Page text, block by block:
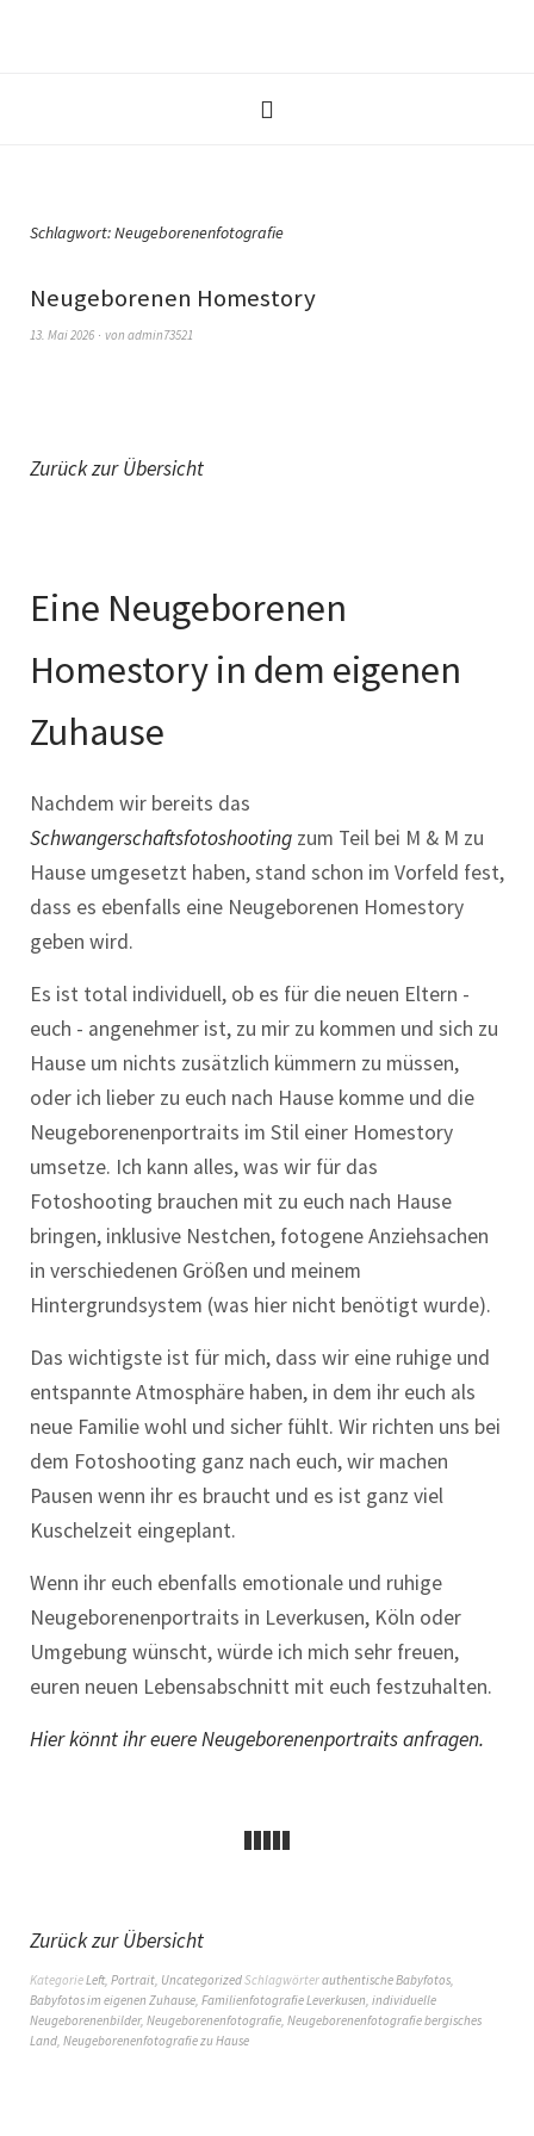
Schlagwort:Neugeborenenfotografie
Neugeborenen Homestory
13. Mai 2026 von admin73521
Zurück zur Übersicht
Eine Neugeborenen
Homestory in dem eigenen
Zuhause
Nachdem wir bereits das
Schwangerschaftsfotoshooting zum Teil bei M & M zu
Hause umgesetzt haben, stand schon im Vorfeld fest,
dass es ebenfalls eine Neugeborenen Homestory
geben wird.
Es ist total individuell, ob es für die neuen Eltern -
euch - angenehmer ist, zu mir zu kommen und sich zu
Hause um nichts zusätzlich kümmern zu müssen,
oder ich lieber zu euch nach Hause komme und die
Neugeborenenportraits im Stil einer Homestory
umsetze. Ich kann alles, was wir für das
Fotoshooting brauchen mit zu euch nach Hause
bringen, inklusive Nestchen, fotogene Anziehsachen
in verschiedenen Größen und meinem
Hintergrundsystem (was hier nicht benötigt wurde).
Das wichtigste ist für mich, dass wir eine ruhige und
entspannte Atmosphäre haben, in dem ihr euch als
neue Familie wohl und sicher fühlt. Wir richten uns bei
dem Fotoshooting ganz nach euch, wir machen
Pausen wenn ihr es braucht und es ist ganz viel
Kuschelzeit eingeplant.
Wenn ihr euch ebenfalls emotionale und ruhige
Neugeborenenportraits in Leverkusen, Köln oder
Umgebung wünscht, würde ich mich sehr freuen,
euren neuen Lebensabschnitt mit euch festzuhalten.
Hier könnt ihr euere Neugeborenenportraits anfragen.
Zurück zur Übersicht
KategorieLeft, Portrait, UncategorizedSchlagwörterauthentische Babyfotos,
Babyfotos im eigenen Zuhause, Familienfotografie Leverkusen, individuelle
Neugeborenenbilder, Neugeborenenfotografie, Neugeborenenfotografie bergisches
Land, Neugeborenenfotografie zu Hause